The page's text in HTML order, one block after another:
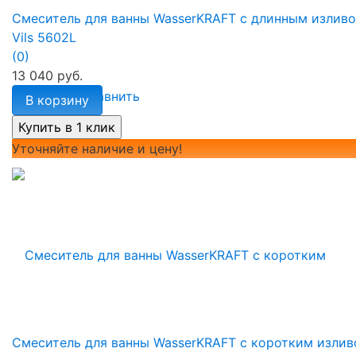
избранное сравнить
Смеситель для ванны WasserKRAFT с длинным
Vils 5602L
(0)
13 040 руб.
В корзину
Уточняйте наличие и цену!
Смеситель для ванны WasserKRAFT с коротким